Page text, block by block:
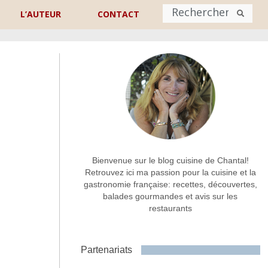
L’AUTEUR CONTACT
Nom
Commentaire ou message *
Bienvenue sur le blog cuisine de Chantal!
Retrouvez ici ma passion pour la cuisine et la
gastronomie française: recettes, découvertes,
balades gourmandes et avis sur les
restaurants
Partenariats